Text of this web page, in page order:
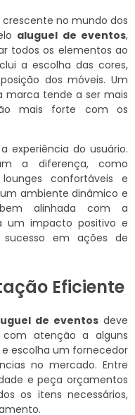
no mundo dos
aluguel de eventos,
todos os elementos ao
a escolha das cores,
dos móveis. Um
marca tende a ser mais
mais forte com os
experiência do usuário.
a diferença, como
confortáveis e
ambiente dinâmico e
bem alinhada com a
um impacto positivo e
em ações de
Eficiente
de eventos deve
atenção a alguns
escolha um fornecedor
no mercado. Entre
e peça orçamentos
os itens necessários,